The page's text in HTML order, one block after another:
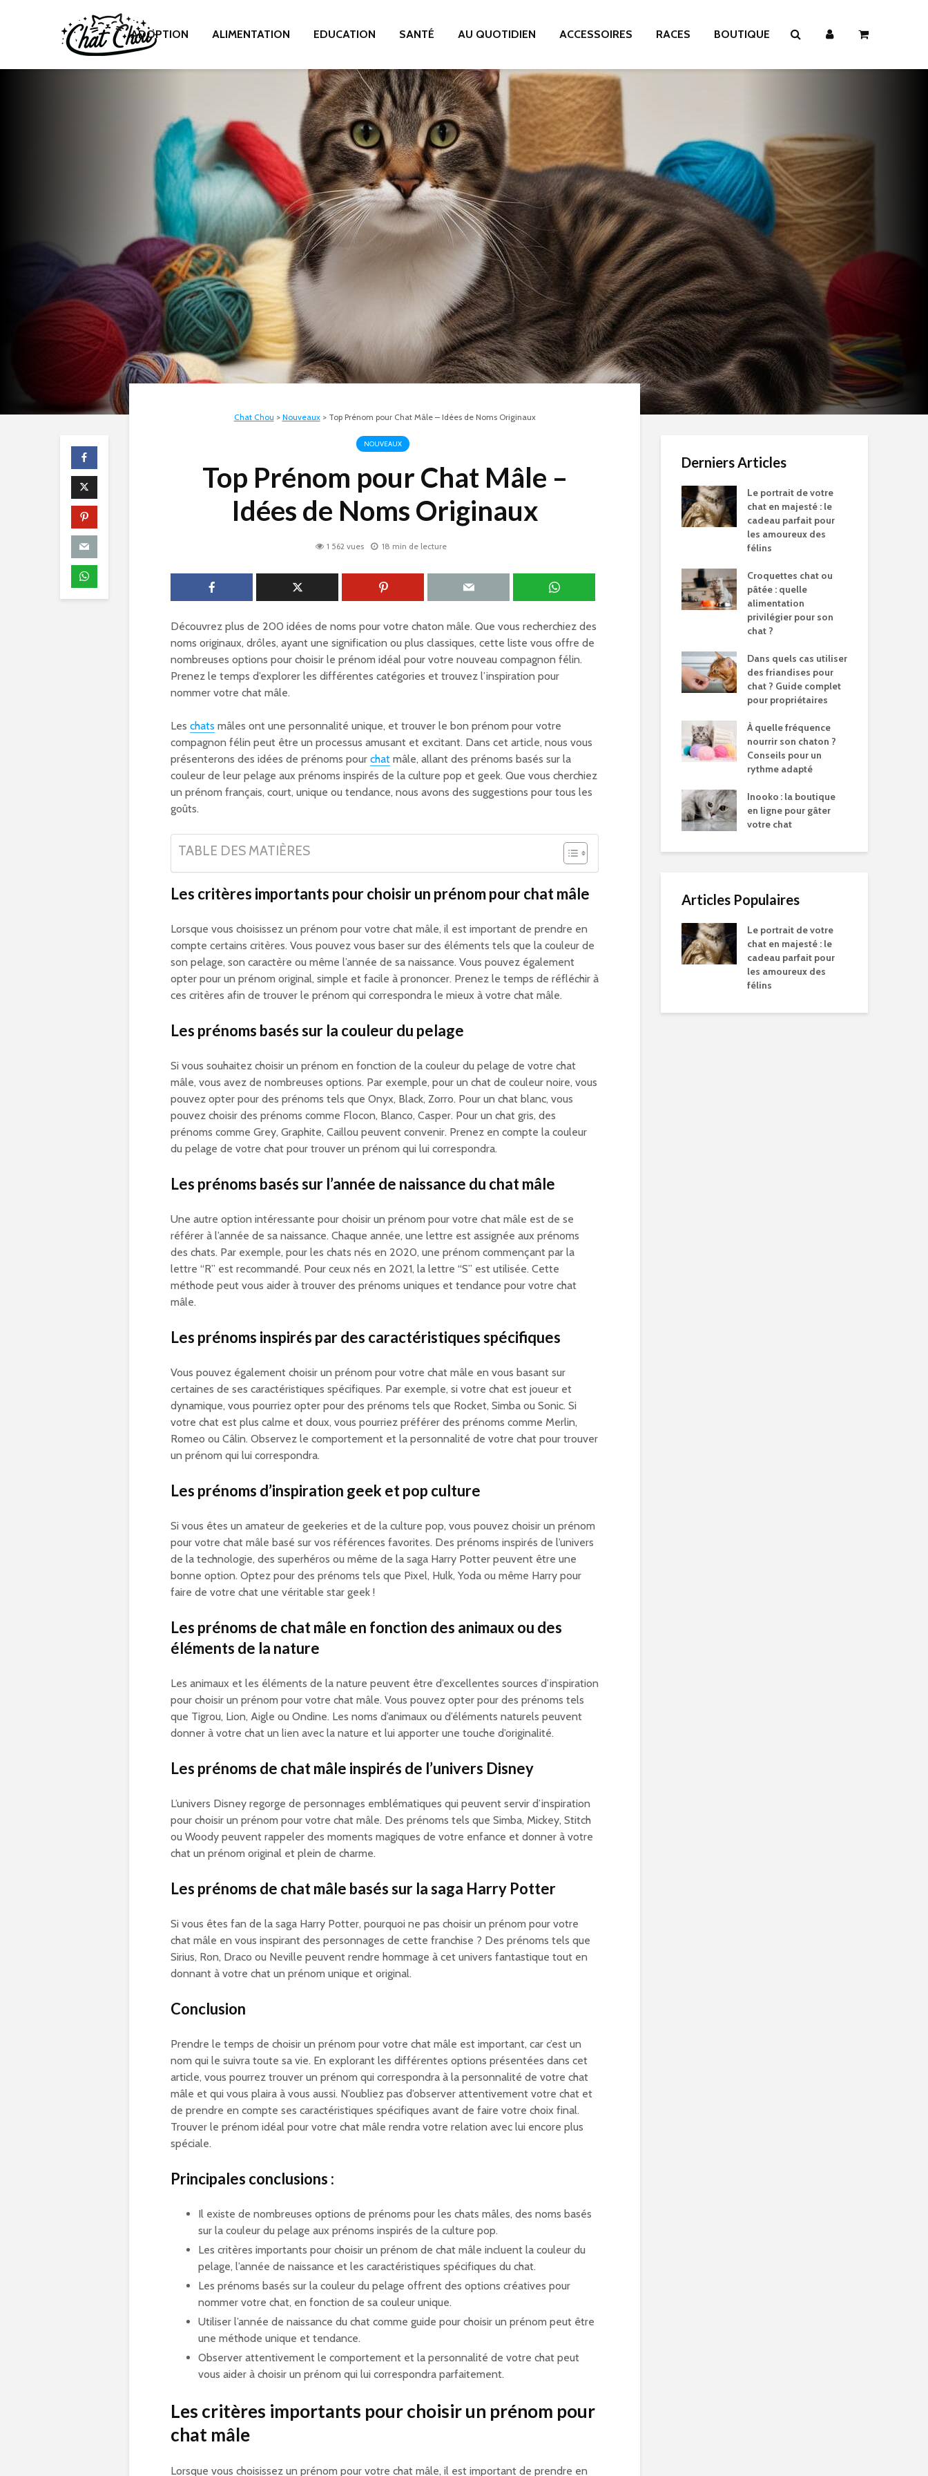
ADOPTION ALIMENTATION EDUCATION SANTÉ AU QUOTIDIEN ACCESSOIRES RACES BOUTIQUE
Chat Chou > Nouveaux> Top Prénom pour Chat Mâle – Idées de Noms Originaux
NOUVEAUX
Top Prénom pour Chat Mâle –
Idées de Noms Originaux
1 562 vues 18 min de lecture
Découvrez plus de 200 idées de noms pour votre chaton mâle. Que vous recherchiez des
noms originaux, drôles, ayant une signification ou plus classiques, cette liste vous offre de
nombreuses options pour choisir le prénom idéal pour votre nouveau compagnon félin.
Prenez le temps d’explorer les différentes catégories et trouvez l’inspiration pour
nommer votre chat mâle.
Les chats mâles ont une personnalité unique, et trouver le bon prénom pour votre
compagnon félin peut être un processus amusant et excitant. Dans cet article, nous vous
présenterons des idées de prénoms pour chat mâle, allant des prénoms basés sur la
couleur de leur pelage aux prénoms inspirés de la culture pop et geek. Que vous cherchiez
un prénom français, court, unique ou tendance, nous avons des suggestions pour tous les
goûts.
TABLE DES MATIÈRES
Les critères importants pour choisir un prénom pour chat mâle
Lorsque vous choisissez un prénom pour votre chat mâle, il est important de prendre en
compte certains critères. Vous pouvez vous baser sur des éléments tels que la couleur de
son pelage, son caractère ou même l’année de sa naissance. Vous pouvez également
opter pour un prénom original, simple et facile à prononcer. Prenez le temps de réfléchir à
ces critères afin de trouver le prénom qui correspondra le mieux à votre chat mâle.
Les prénoms basés sur la couleur du pelage
Si vous souhaitez choisir un prénom en fonction de la couleur du pelage de votre chat
mâle, vous avez de nombreuses options. Par exemple, pour un chat de couleur noire, vous
pouvez opter pour des prénoms tels que Onyx, Black, Zorro. Pour un chat blanc, vous
pouvez choisir des prénoms comme Flocon, Blanco, Casper. Pour un chat gris, des
prénoms comme Grey, Graphite, Caillou peuvent convenir. Prenez en compte la couleur
du pelage de votre chat pour trouver un prénom qui lui correspondra.
Les prénoms basés sur l’année de naissance du chat mâle
Une autre option intéressante pour choisir un prénom pour votre chat mâle est de se
référer à l’année de sa naissance. Chaque année, une lettre est assignée aux prénoms
des chats. Par exemple, pour les chats nés en 2020, une prénom commençant par la
lettre “R” est recommandé. Pour ceux nés en 2021, la lettre “S” est utilisée. Cette
méthode peut vous aider à trouver des prénoms uniques et tendance pour votre chat
mâle.
Les prénoms inspirés par des caractéristiques spécifiques
Vous pouvez également choisir un prénom pour votre chat mâle en vous basant sur
certaines de ses caractéristiques spécifiques. Par exemple, si votre chat est joueur et
dynamique, vous pourriez opter pour des prénoms tels que Rocket, Simba ou Sonic. Si
votre chat est plus calme et doux, vous pourriez préférer des prénoms comme Merlin,
Romeo ou Câlin. Observez le comportement et la personnalité de votre chat pour trouver
un prénom qui lui correspondra.
Les prénoms d’inspiration geek et pop culture
Si vous êtes un amateur de geekeries et de la culture pop, vous pouvez choisir un prénom
pour votre chat mâle basé sur vos références favorites. Des prénoms inspirés de l’univers
de la technologie, des superhéros ou même de la saga Harry Potter peuvent être une
bonne option. Optez pour des prénoms tels que Pixel, Hulk, Yoda ou même Harry pour
faire de votre chat une véritable star geek !
Les prénoms de chat mâle en fonction des animaux ou des
éléments de la nature
Les animaux et les éléments de la nature peuvent être d’excellentes sources d’inspiration
pour choisir un prénom pour votre chat mâle. Vous pouvez opter pour des prénoms tels
que Tigrou, Lion, Aigle ou Ondine. Les noms d’animaux ou d’éléments naturels peuvent
donner à votre chat un lien avec la nature et lui apporter une touche d’originalité.
Les prénoms de chat mâle inspirés de l’univers Disney
L’univers Disney regorge de personnages emblématiques qui peuvent servir d’inspiration
pour choisir un prénom pour votre chat mâle. Des prénoms tels que Simba, Mickey, Stitch
ou Woody peuvent rappeler des moments magiques de votre enfance et donner à votre
chat un prénom original et plein de charme.
Les prénoms de chat mâle basés sur la saga Harry Potter
Si vous êtes fan de la saga Harry Potter, pourquoi ne pas choisir un prénom pour votre
chat mâle en vous inspirant des personnages de cette franchise ? Des prénoms tels que
Sirius, Ron, Draco ou Neville peuvent rendre hommage à cet univers fantastique tout en
donnant à votre chat un prénom unique et original.
Conclusion
Prendre le temps de choisir un prénom pour votre chat mâle est important, car c’est un
nom qui le suivra toute sa vie. En explorant les différentes options présentées dans cet
article, vous pourrez trouver un prénom qui correspondra à la personnalité de votre chat
mâle et qui vous plaira à vous aussi. N’oubliez pas d’observer attentivement votre chat et
de prendre en compte ses caractéristiques spécifiques avant de faire votre choix final.
Trouver le prénom idéal pour votre chat mâle rendra votre relation avec lui encore plus
spéciale.
Principales conclusions :
Il existe de nombreuses options de prénoms pour les chats mâles, des noms basés
sur la couleur du pelage aux prénoms inspirés de la culture pop.
Les critères importants pour choisir un prénom de chat mâle incluent la couleur du
pelage, l’année de naissance et les caractéristiques spécifiques du chat.
Les prénoms basés sur la couleur du pelage offrent des options créatives pour
nommer votre chat, en fonction de sa couleur unique.
Utiliser l’année de naissance du chat comme guide pour choisir un prénom peut être
une méthode unique et tendance.
Observer attentivement le comportement et la personnalité de votre chat peut
vous aider à choisir un prénom qui lui correspondra parfaitement.
Les critères importants pour choisir un prénom pour
chat mâle
Lorsque vous choisissez un prénom pour votre chat mâle, il est important de prendre en
Derniers Articles
Le portrait de votre
chat en majesté : le
cadeau parfait pour
les amoureux des
félins
Croquettes chat ou
pâtée : quelle
alimentation
privilégier pour son
chat ?
Dans quels cas utiliser
des friandises pour
chat ? Guide complet
pour propriétaires
À quelle fréquence
nourrir son chaton ?
Conseils pour un
rythme adapté
Inooko : la boutique
en ligne pour gâter
votre chat
Articles Populaires
Le portrait de votre
chat en majesté : le
cadeau parfait pour
les amoureux des
félins